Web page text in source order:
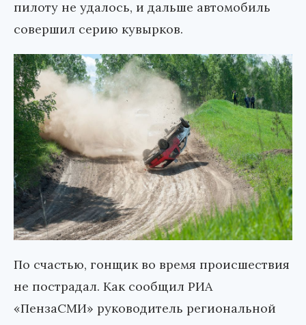
пилоту не удалось, и дальше автомобиль
совершил серию кувырков.
По счастью, гонщик во время происшествия
не пострадал. Как сообщил РИА
«ПензаСМИ» руководитель региональной